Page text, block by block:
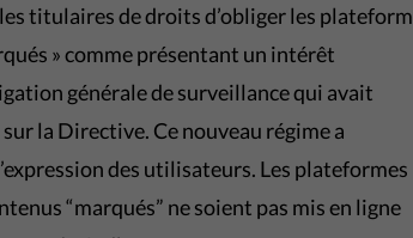
titulaires de droits d’obliger les
» comme présentant un intérêt
générale de surveillance qui avait
la Directive. Ce nouveau régime a
des utilisateurs. Les plateformes
“marqués” ne soient pas mis en ligne